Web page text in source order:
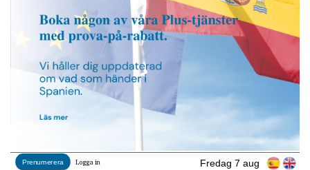
Fredag 7 aug
Prenumerera Logga in